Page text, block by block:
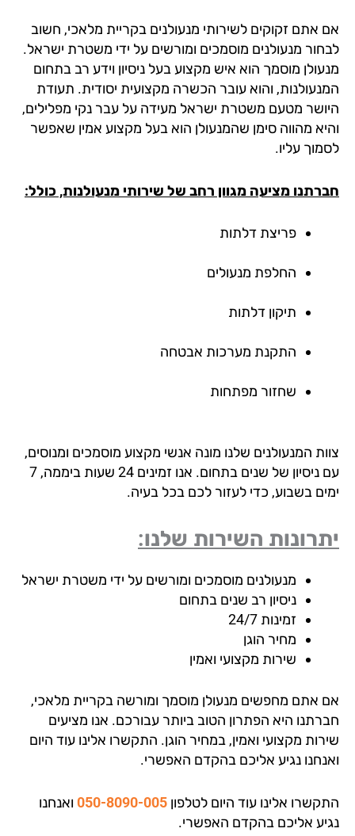
אתם זקוקים לשירותי מנעולנים בקריית מלאכי, חשוב
מנעולנים מוסמכים ומורשים על ידי משטרת ישראל.
מוסמך הוא איש מקצוע בעל ניסיון וידע רב בתחום
והוא עובר הכשרה מקצועית יסודית. תעודת
מטעם משטרת ישראל מעידה על עבר נקי מפלילים,
מהווה סימן שהמנעולן הוא בעל מקצוע אמין שאפשר
עליו.
מציעה מגוון רחב של שירותי מנעולנות, כולל:
פריצת דלתות
החלפת מנעולים
תיקון דלתות
התקנת מערכות אבטחה
שחזור מפתחות
המנעולנים שלנו מונה אנשי מקצוע מוסמכים ומנוסים,
עם ניסיון של שנים בתחום. אנו זמינים 24 שעות ביממה, 7
בשבוע, כדי לעזור לכם בכל בעיה.
השירות שלנו:
מנעולנים מוסמכים ומורשים על ידי משטרת ישראל
ניסיון רב שנים בתחום
זמינות 24/7
מחיר הוגן
שירות מקצועי ואמין
אתם מחפשים מנעולן מוסמך ומורשה בקריית מלאכי,
היא הפתרון הטוב ביותר עבורכם. אנו מציעים
מקצועי ואמין, במחיר הוגן. התקשרו אלינו עוד היום
נגיע אליכם בהקדם האפשרי.
אלינו עוד היום לטלפון050-8090-005ואנחנו
אליכם בהקדם האפשרי.